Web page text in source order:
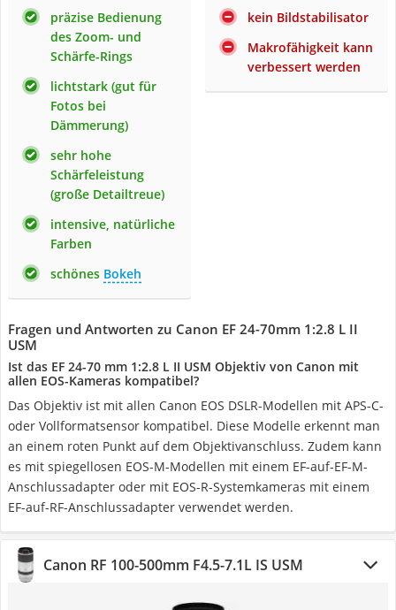
präzise Bedienung
des Zoom- und
Schärfe-Rings
lichtstark (gut für
Fotos bei
Dämmerung)
sehr hohe
Schärfeleistung
(große Detailtreue)
intensive, natürliche
Farben
schönes Bokeh
kein Bildstabilisator
Makrofähigkeit kann
verbessert werden
Fragen und Antworten zu Canon EF 24-70mm 1:2.8 L II
USM
Ist das EF 24-70 mm 1:2.8 L II USM Objektiv von Canon mit
allen EOS-Kameras kompatibel?
Das Objektiv ist mit allen Canon EOS DSLR-Modellen mit APS-C-
oder Vollformatsensor kompatibel. Diese Modelle erkennt man
an einem roten Punkt auf dem Objektivanschluss. Zudem kann
es mit spiegellosen EOS-M-Modellen mit einem EF-auf-EF-M-
Anschlussadapter oder mit EOS-R-Systemkameras mit einem
EF-auf-RF-Anschlussadapter verwendet werden.
Canon RF 100-500mm F4.5-7.1L IS USM